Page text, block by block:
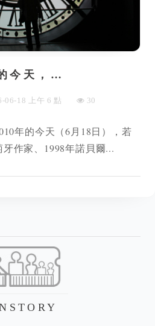
今天，…
06-18 上午 6 點 30
年的今天（6月18日），若
作家、1998年諾貝爾...